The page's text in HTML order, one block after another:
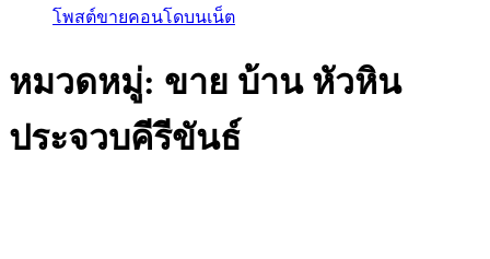
โพสต์ขายคอนโดบนเน็ต
หมวดหมู่: ขาย บ้าน หัวหิน
ประจวบคีรีขันธ์